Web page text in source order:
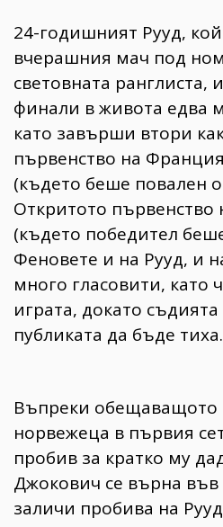
24-годишният Рууд,
вчерашния мач под
световната ранглиста,
финали в живота едва
като завърши втори
първенство на
(където беше повален
Откритото първенство
(където победител
Феновете и на Рууд, и
много гласовити, като
играта, докато
публиката да бъде тиха.
Въпреки обещаващото
норвежеца в първия
пробив за кратко му
Джокович се върна във
заличи пробива на